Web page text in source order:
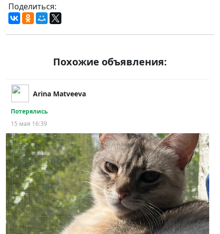
Поделиться:
Похожие объявления:
Arina Matveeva
Потерялись
15 мая 16:39